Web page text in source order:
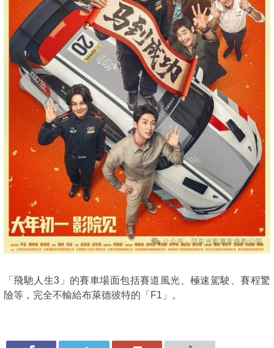
「飛馳人生3」的賽車場面包括賽道風光、極速駕駛、賽程驚
險等，完全不輸給布萊德彼特的「F1」。